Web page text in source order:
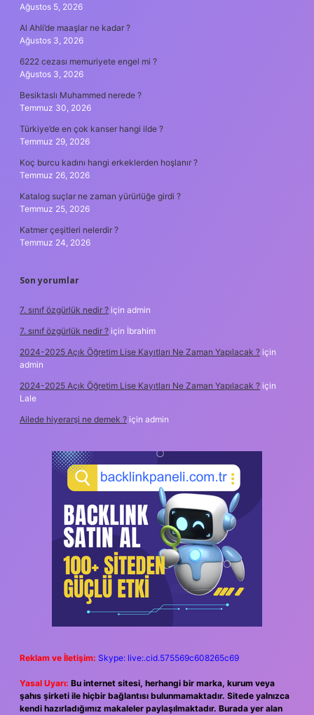
Ağustos 5, 2026
Al Ahli’de maaşlar ne kadar ?
Ağustos 3, 2026
6222 cezası memuriyete engel mi ?
Ağustos 3, 2026
Besiktaslı Muhammed nerede ?
Temmuz 30, 2026
Türkiye’de en çok kanser hangi ilde ?
Temmuz 29, 2026
Koç burcu kadını hangi erkeklerden hoşlanır ?
Temmuz 26, 2026
Katalog suçlar ne zaman yürürlüğe girdi ?
Temmuz 25, 2026
Katmer çeşitleri nelerdir ?
Temmuz 24, 2026
Son yorumlar
7. sınıf özgürlük nedir ? için admin
7. sınıf özgürlük nedir ? için İbrahim
2024-2025 Açık Öğretim Lise Kayıtları Ne Zaman Yapılacak ? için
admin
2024-2025 Açık Öğretim Lise Kayıtları Ne Zaman Yapılacak ? için
Lale
Ailede hiyerarşi ne demek ? için admin
Reklam ve İletişim: Skype: live:.cid.575569c608265c69
Yasal Uyarı: Bu internet sitesi, herhangi bir marka, kurum veya
şahıs şirketi ile hiçbir bağlantısı bulunmamaktadır. Sitede yalnızca
kendi hazırladığımız makaleler paylaşılmaktadır. Burada yer alan